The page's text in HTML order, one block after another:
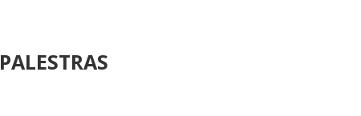
PALESTRAS